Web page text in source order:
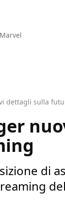
Marvel
dettagli sulla
di